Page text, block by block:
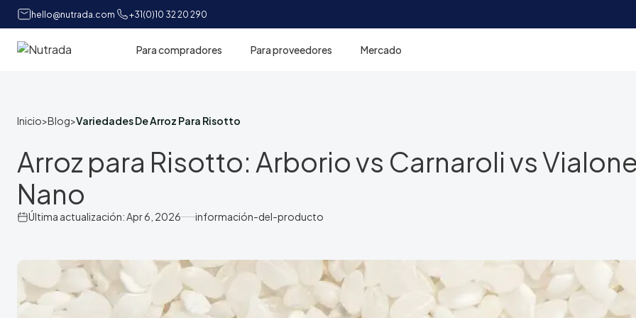
hello@nutrada.com +31(0)10 32 20 290
Inicio Para compradores Para proveedores Mercado
Inicio>Blog>Variedades De Arroz Para Risotto
Arroz para Risotto: Arborio vs Carnaroli vs Vialone
Nano
Última actualización: Apr 6, 2026 información-del-producto